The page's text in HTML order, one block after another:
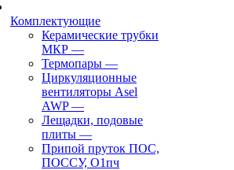
Комплектующие
Керамические трубки
МКР —
Термопары —
Циркуляционные
вентиляторы Asel
AWP—
Лещадки, подовые
плиты —
Припой пруток ПОС,
ПОССУ, О1пч